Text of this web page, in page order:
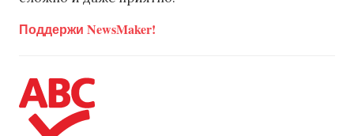
Поддержи NewsMaker!